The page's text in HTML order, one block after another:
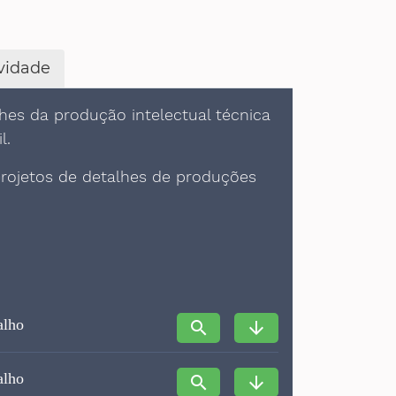
da produção intelectual técnica
de detalhes de produções
search arrow_downward
search arrow_downward